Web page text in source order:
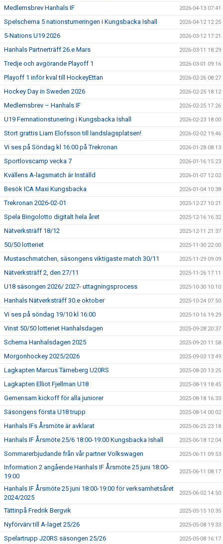
Medlemsbrev Hanhals IF 2026-04-13 07:41
Spelschema 5 nationsturneringen i Kungsbacka Ishall 2026-04-12 12:25
5-Nations U19 2026 2026-03-12 17:21
Hanhals Partnerträff 26.e Mars 2026-03-11 18:29
Tredje och avgörande Playoff 1 2026-03-01 09:16
Playoff 1 inför kval till HockeyEttan 2026-02-26 08:27
Hockey Day in Sweden 2026 2026-02-25 18:12
Medlemsbrev – Hanhals IF 2026-02-25 17:26
U19 Femnationstunering i Kungsbacka Ishall 2026-02-23 18:00
Stort grattis Liam Elofsson till landslagsplatsen! 2026-02-02 19:46
Vi ses på Söndag kl 16:00 på Trekronan 2026-01-28 08:13
Sportlovscamp vecka 7 2026-01-16 15:23
Kvällens A-lagsmatch är Inställd 2026-01-07 12:02
Besök ICA Maxi Kungsbacka 2026-01-04 10:38
Trekronan 2026-02-01 2025-12-27 10:21
Spela Bingolotto digitalt hela året 2025-12-16 16:32
Nätverksträff 18/12 2025-12-11 21:37
50/50 lotteriet 2025-11-30 22:00
Mustaschmatchen, säsongens viktigaste match 30/11 2025-11-29 09:09
Nätverksträff 2, den 27/11 2025-11-26 17:11
U18 säsongen 2026/ 2027- uttagningsprocess 2025-10-30 10:10
Hanhals Nätverksträff 30.e oktober 2025-10-24 07:50
Vi ses på söndag 19/10 kl 16:00 2025-10-16 19:29
Vinst 50/50 lotteriet Hanhalsdagen 2025-09-28 20:37
Schema Hanhalsdagen 2025 2025-09-20 11:58
Morgonhockey 2025/2026 2025-09-03 13:49
Lagkapten Marcus Tärneberg U20RS 2025-08-20 13:25
Lagkapten Elliot Fjellman U18 2025-08-19 18:45
Gemensam kickoff för alla juniorer 2025-08-18 16:33
Säsongens första U18 trupp 2025-08-14 00:02
Hanhals IFs Årsmöte är avklarat 2025-06-25 23:18
Hanhals IF Årsmöte 25/6 18:00-19:00 Kungsbacka Ishall 2025-06-18 12:04
Sommarerbjudande från vår partner Volkswagen 2025-06-11 09:53
Information 2 angående Hanhals IF Årsmöte 25 juni 18:00-
19:00
2025-06-11 08:17
Hanhals IF Årsmöte 25 juni 18:00-19:00 för verksamhetsåret
2024/2025
2025-06-02 14:50
Tättinpå Fredrik Bergvik 2025-05-15 10:35
Nyförvärv till A-laget 25/26 2025-05-08 19:33
Spelartrupp J20RS säsongen 25/26 2025-05-08 16:17